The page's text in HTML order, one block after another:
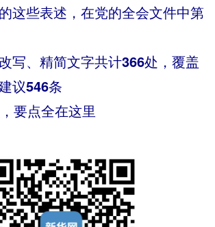
这些表述，在党的全会文件中第
写、精简文字共计366处，覆盖
议546条
要点全在这里